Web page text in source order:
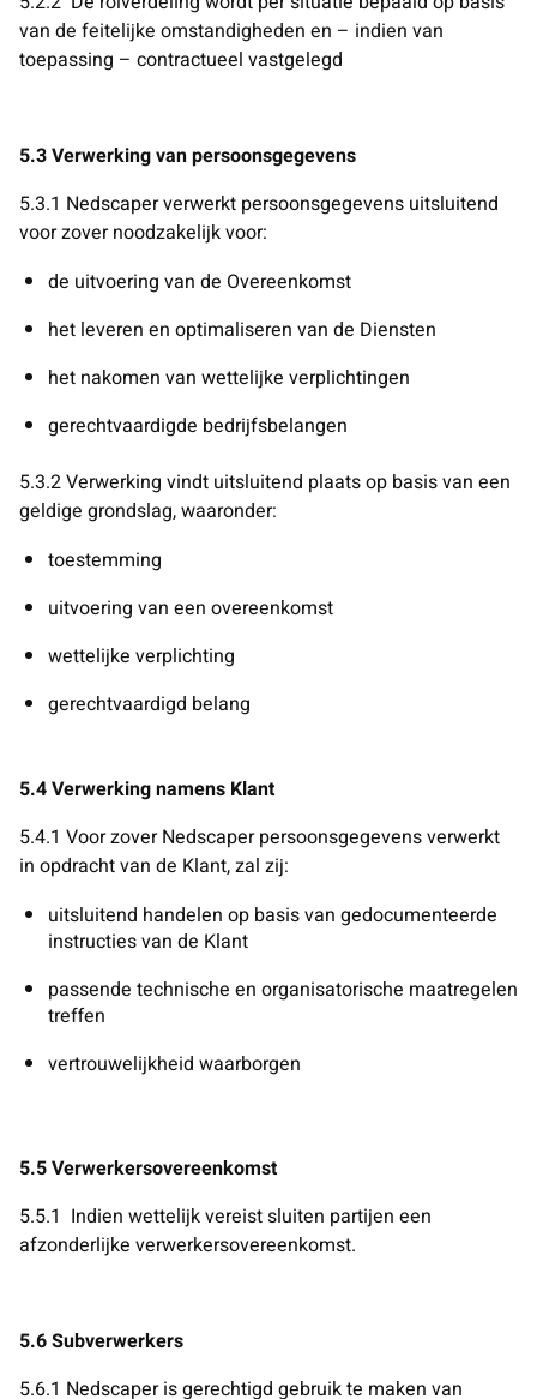
van de feitelijke omstandigheden en – indien van
toepassing – contractueel vastgelegd
5.3 Verwerking van persoonsgegevens
5.3.1 Nedscaper verwerkt persoonsgegevens uitsluitend
voor zover noodzakelijk voor:
de uitvoering van de Overeenkomst
het leveren en optimaliseren van de Diensten
het nakomen van wettelijke verplichtingen
gerechtvaardigde bedrijfsbelangen
5.3.2 Verwerking vindt uitsluitend plaats op basis van een
geldige grondslag, waaronder:
toestemming
uitvoering van een overeenkomst
wettelijke verplichting
gerechtvaardigd belang
5.4 Verwerking namens Klant
5.4.1 Voor zover Nedscaper persoonsgegevens verwerkt
in opdracht van de Klant, zal zij:
uitsluitend handelen op basis van gedocumenteerde
instructies van de Klant
passende technische en organisatorische maatregelen
treffen
vertrouwelijkheid waarborgen
5.5 Verwerkersovereenkomst
5.5.1 Indien wettelijk vereist sluiten partijen een
afzonderlijke verwerkersovereenkomst.
5.6 Subverwerkers
5.6.1 Nedscaper is gerechtigd gebruik te maken van